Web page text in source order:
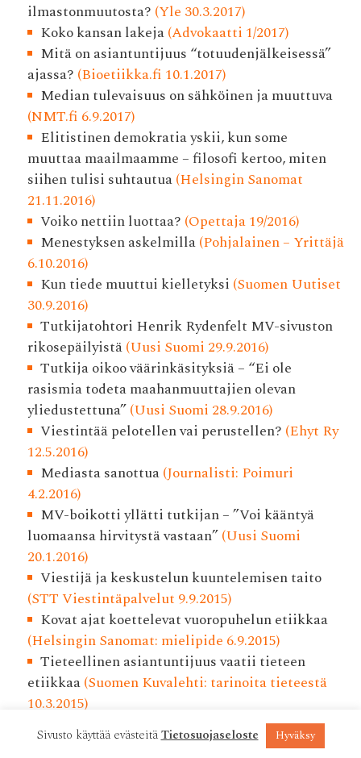
ilmastonmuutosta? (Yle 30.3.2017)
Koko kansan lakeja(Advokaatti 1/2017)
Mitä on asiantuntijuus “totuudenjälkeisessä”
ajassa? (Bioetiikka.fi 10.1.2017)
Median tulevaisuus on sähköinen ja muuttuva
(NMT.fi 6.9.2017)
Elitistinen demokratia yskii, kun some
muuttaa maailmaamme – filosofi kertoo, miten
siihen tulisi suhtautua(Helsingin Sanomat
21.11.2016)
Voiko nettiin luottaa? (Opettaja 19/2016)
Menestyksen askelmilla(Pohjalainen – Yrittäjä
6.10.2016)
Kun tiede muuttui kielletyksi (Suomen Uutiset
30.9.2016)
Tutkijatohtori Henrik Rydenfelt MV-sivuston
rikosepäilyistä(Uusi Suomi 29.9.2016)
Tutkija oikoo väärinkäsityksiä – “Ei ole
rasismia todeta maahanmuuttajien olevan
yliedustettuna”(Uusi Suomi 28.9.2016)
Viestintää pelotellen vai perustellen? (Ehyt Ry
12.5.2016)
Mediasta sanottua(Journalisti: Poimuri
4.2.2016)
MV-boikotti yllätti tutkijan – ”Voi kääntyä
luomaansa hirvitystä vastaan”(Uusi Suomi
20.1.2016)
Viestijä ja keskustelun kuuntelemisen taito
(STT Viestintäpalvelut 9.9.2015)
Kovat ajat koettelevat vuoropuhelun etiikkaa
(Helsingin Sanomat: mielipide 6.9.2015)
Tieteellinen asiantuntijuus vaatii tieteen
etiikkaa(Suomen Kuvalehti: tarinoita tieteestä
10.3.2015)
Mediaetiikkaa verkossa
(niin & näin 14.10.2014)
Voimakkaat kuvat puhuttavat somessa(Yle
Sivusto käyttää evästeitäTietosuojaseloste Hyväksy